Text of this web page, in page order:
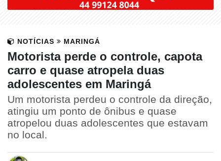
NOTÍCIAS MARINGÁ
Motorista perde o controle, capota
carro e quase atropela duas
adolescentes em Maringá
Um motorista perdeu o controle da direção,
atingiu um ponto de ônibus e quase
atropelou duas adolescentes que estavam
no local.